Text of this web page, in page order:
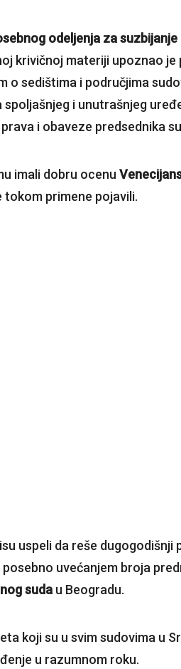
odeljenja za
krivičnoj materiji upoznao je
o sedištima i područjima
i unutrašnjeg
i obaveze predsednika
imali dobru ocenu
tokom primene pojavili.
uspeli da reše dugogodišnji
uvećanjem broja
suda u Beogradu.
koji su u svim sudovima u
u razumnom roku.